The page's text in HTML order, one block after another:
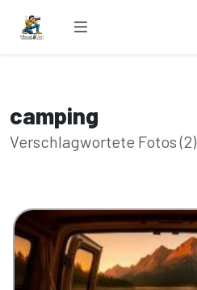
camping
Verschlagwortete Fotos (2)